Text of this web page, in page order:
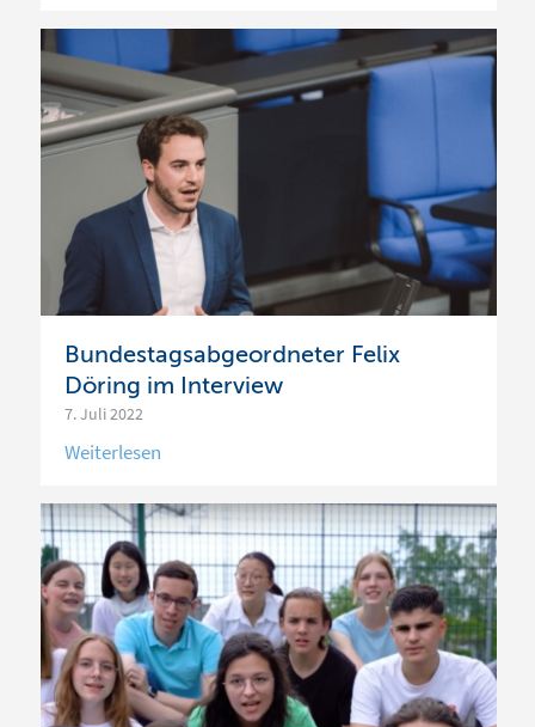
Bundestagsabgeordneter Felix
Döring im Interview
7. Juli 2022